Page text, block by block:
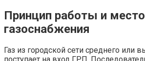
Принцип работы и
газоснабжения
Газ из городской сети среднего или